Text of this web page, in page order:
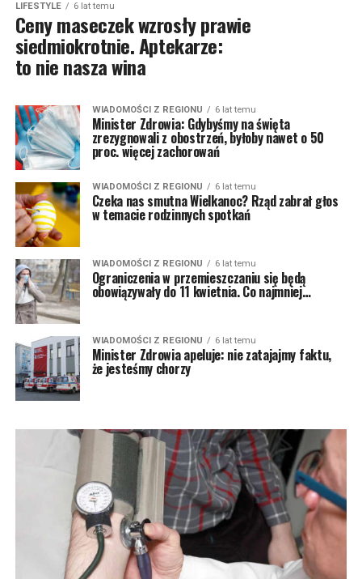
LIFESTYLE 6 lat temu
Ceny maseczek wzrosły prawie
siedmiokrotnie. Aptekarze:
to nie nasza wina
WIADOMOŚCI Z REGIONU 6 lat temu
Minister Zdrowia: Gdybyśmy na święta
zrezygnowali z obostrzeń, byłoby nawet o 50
proc. więcej zachorowań
WIADOMOŚCI Z REGIONU 6 lat temu
Czeka nas smutna Wielkanoc? Rząd zabrał głos
w temacie rodzinnych spotkań
WIADOMOŚCI Z REGIONU 6 lat temu
Ograniczenia w przemieszczaniu się będą
obowiązywały do 11 kwietnia. Co najmniej…
WIADOMOŚCI Z REGIONU 6 lat temu
Minister Zdrowia apeluje: nie zatajajmy faktu,
że jesteśmy chorzy